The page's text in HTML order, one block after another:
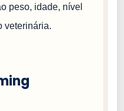
peso, idade, nível
veterinária.